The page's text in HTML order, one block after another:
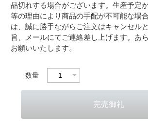
品切れする場合がございます。生産予定
等の理由により商品の手配が不可能な場
は、誠に勝手ながらご注文はキャンセル
旨、メールにてご連絡差し上げます。あ
お願いいたします。
数量